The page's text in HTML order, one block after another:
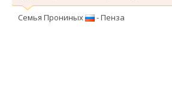
Семья Прониных - Пенза